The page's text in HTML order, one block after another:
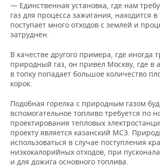
— Единственная установка, где нам
газ для процесса зажигания, находится
поступает много отходов с землей и
затруднен.
В качестве другого примера, где иногда
природный газ, он привел Москву, где в
в топку попадает большое количество
корок.
Подобная горелка с природным газом
вспомогательное топливо требуется по
проектирования тепловых
проекту является казанский МСЗ.
использоваться в случае поступления
низкокалорийных отходов, при
и для дожига основного топлива.